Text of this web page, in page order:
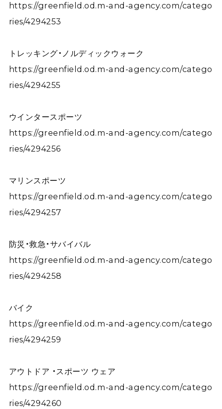
https://greenfield.od.m-and-agency.com/catego
ries/4294253
トレッキング・ノルディックウォーク
https://greenfield.od.m-and-agency.com/catego
ries/4294255
ウインタースポーツ
https://greenfield.od.m-and-agency.com/catego
ries/4294256
マリンスポーツ
https://greenfield.od.m-and-agency.com/catego
ries/4294257
防災・救急・サバイバル
https://greenfield.od.m-and-agency.com/catego
ries/4294258
バイク
https://greenfield.od.m-and-agency.com/catego
ries/4294259
アウトドア ・スポーツ ウェア
https://greenfield.od.m-and-agency.com/catego
ries/4294260